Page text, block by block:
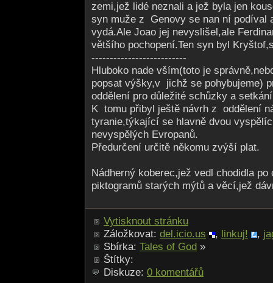
zemi,jež lidé neznali a jež byla jen
syn muže z Genovy se nan ní podíval
vydá.Ale Joao jej nevyslišel,ale
většího pochopení.Ten syn byl
--------------------------
Hluboko nade vším(toto je
popsat výšky,v jichž se pohybujeme)
oddělení pro důležité schůzky a
K tomu přibyl ještě návrh z oddělení
tyranie,týkající se hlavně dvou
nevyspělých Evropanů.
Předurčení určitě někomu zvýší plat.
Nádherný koberec,jež vedl chodidla po
piktogramů starých mýtů a věcí,jež
Vytisknout stránku
Záložkovat: del.icio.us , linkuj! ,
Sbírka: Tales of God »
Štítky:
Diskuze: 0 komentářů